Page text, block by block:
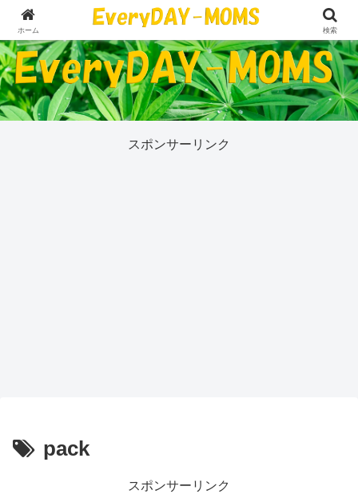
５０代の私が今気になっていることすべて
スポンサーリンク
pack
スポンサーリンク
ホーム 検索